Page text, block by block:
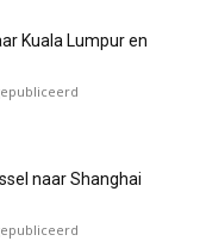
Kuala Lumpur en
naar Shanghai